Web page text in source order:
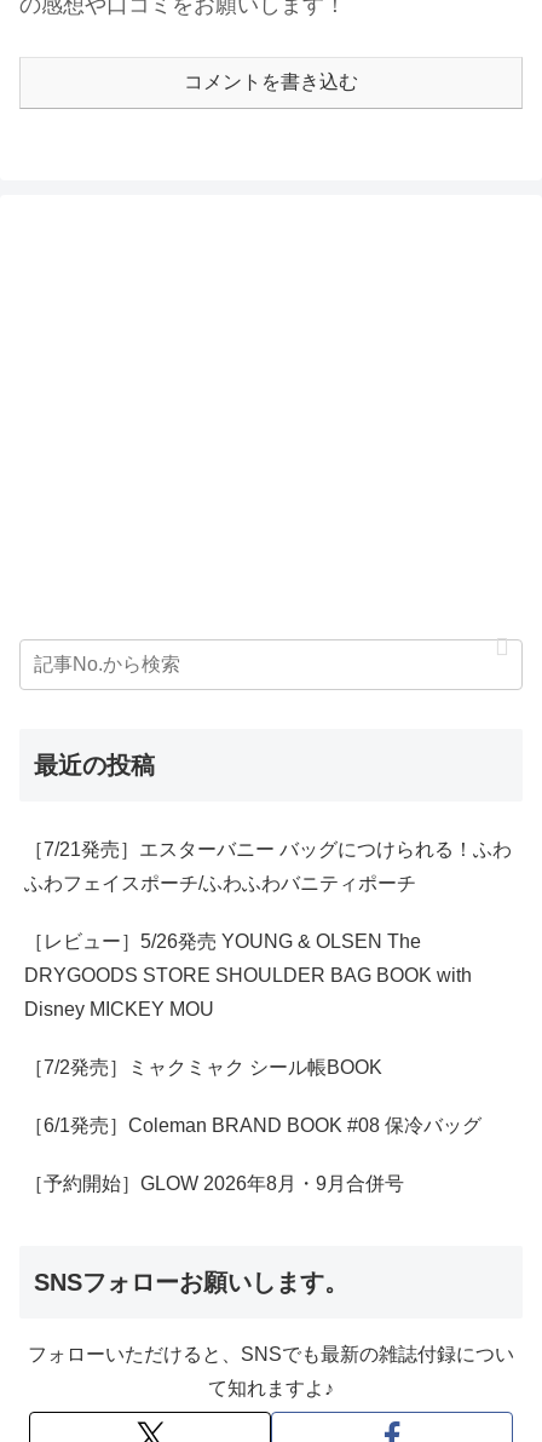
コメントを書き込む
最近の投稿
［7/21発売］エスターバニー バッグにつけられる！ふわ
ふわフェイスポーチ/ふわふわバニティポーチ
［レビュー］5/26発売 YOUNG & OLSEN The
DRYGOODS STORE SHOULDER BAG BOOK with
Disney MICKEY MOU
［7/2発売］ミャクミャク シール帳BOOK
［6/1発売］Coleman BRAND BOOK #08 保冷バッグ
［予約開始］GLOW 2026年8月・9月合併号
SNSフォローお願いします。
フォローいただけると、SNSでも最新の雑誌付録につい
て知れますよ♪